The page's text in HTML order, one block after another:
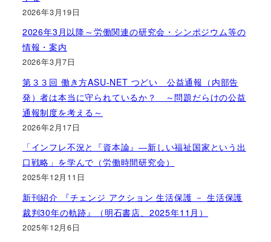
2026年3月19日
2026年3月以降～労働関連の研究会・シンポジウム等の
情報・案内
2026年3月7日
第３３回 働き方ASU-NET つどい 公益通報（内部告
発）者は本当に守られているか？ ～問題だらけの公益
通報制度を考える～
2026年2月17日
「インフレ不況と『資本論』―新しい福祉国家という出
口戦略」を学んで（労働時間研究会）
2025年12月11日
新刊紹介 『チェンジ アクション 生活保護 － 生活保護
裁判30年の軌跡』（明石書店、2025年11月）
2025年12月6日